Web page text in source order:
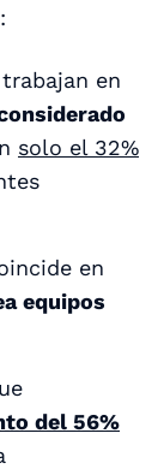
en
solo el 32%
en
equipos
del 56%